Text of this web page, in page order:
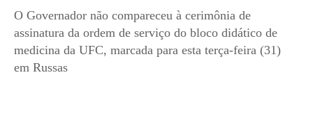
O Governador não compareceu à cerimônia de
assinatura da ordem de serviço do bloco didático de
medicina da UFC, marcada para esta terça-feira (31)
em Russas